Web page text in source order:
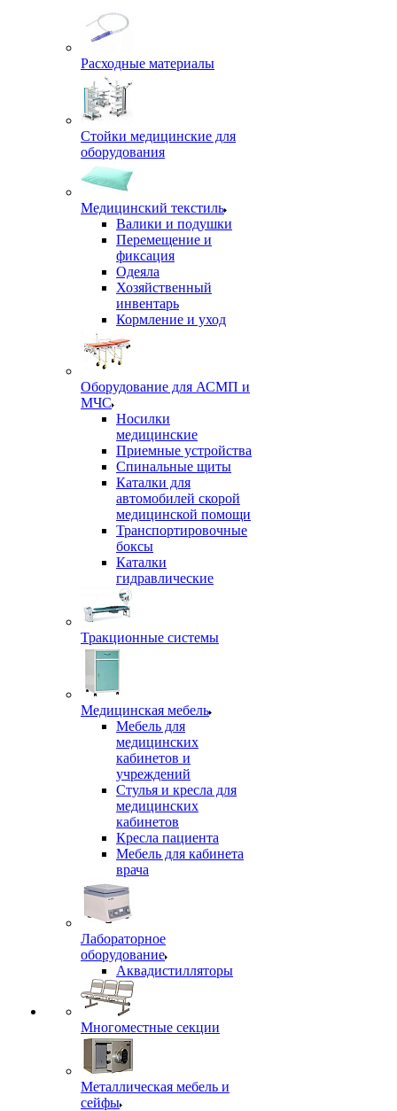
Расходные материалы
Стойки медицинские для
оборудования
Медицинский текстиль
Валики и подушки
Перемещение и
фиксация
Одеяла
Хозяйственный
инвентарь
Кормление и уход
Оборудование для АСМП и
МЧС
Носилки
медицинские
Приемные устройства
Спинальные щиты
Каталки для
автомобилей скорой
медицинской помощи
Транспортировочные
боксы
Каталки
гидравлические
Тракционные системы
Медицинская мебель
Мебель для
медицинских
кабинетов и
учреждений
Стулья и кресла для
медицинских
кабинетов
Кресла пациента
Мебель для кабинета
врача
Лабораторное
оборудование
Аквадистилляторы
Многоместные секции
Металлическая мебель и
сейфы